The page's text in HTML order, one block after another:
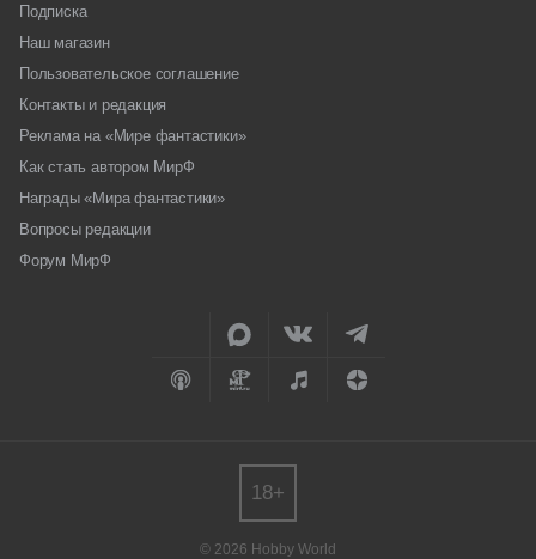
Подписка
Наш магазин
Пользовательское соглашение
Контакты и редакция
Реклама на «Мире фантастики»
Как стать автором МирФ
Награды «Мира фантастики»
Вопросы редакции
Форум МирФ
© 2026 Hobby World
18+